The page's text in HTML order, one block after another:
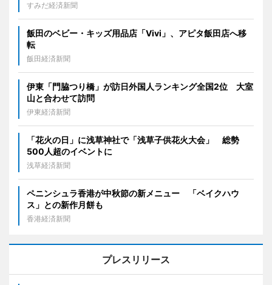
すみだ経済新聞
飯田のベビー・キッズ用品店「Vivi」、アピタ飯田店へ移
転
飯田経済新聞
伊東「門脇つり橋」が訪日外国人ランキング全国2位 大室
山と合わせて訪問
伊東経済新聞
「花火の日」に浅草神社で「浅草子供花火大会」 総勢
500人超のイベントに
浅草経済新聞
ペニンシュラ香港が中秋節の新メニュー 「ベイクハウ
ス」との新作月餅も
香港経済新聞
プレスリリース